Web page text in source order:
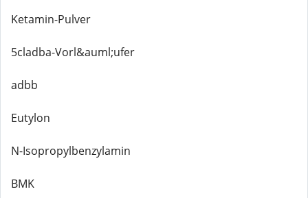
Ketamin-Pulver
5cladba-Vorl&auml;ufer
adbb
Eutylon
N-Isopropylbenzylamin
BMK